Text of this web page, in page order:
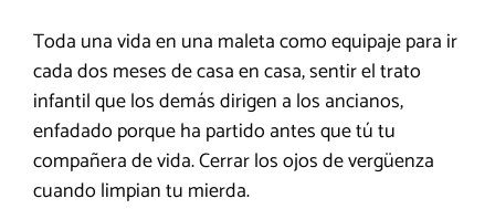
Toda una vida en una maleta como equipaje para ir
cada dos meses de casa en casa, sentir el trato
infantil que los demás dirigen a los ancianos,
enfadado porque ha partido antes que tú tu
compañera de vida. Cerrar los ojos de vergüenza
cuando limpian tu mierda.